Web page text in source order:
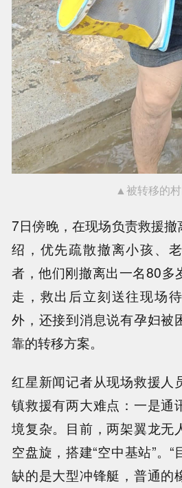
▲被转移的
7日傍晚，在现场负责救援
绍，优先疏散撤离小孩、
者，他们刚撤离出一名80多
走，救出后立刻送往现场
外，还接到消息说有孕妇被
靠的转移方案。
红星新闻记者从现场救援人
镇救援有两大难点：一是通
境复杂。目前，两架翼龙无
空盘旋，搭建“空中基站”。
缺的是大型冲锋艇，普通的